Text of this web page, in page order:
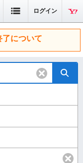
ログイン
了について